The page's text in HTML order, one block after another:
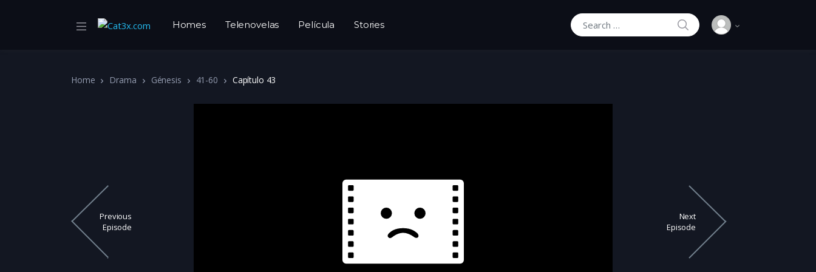
Homes Telenovelas Película Stories
Search for:
SEARCH
Home Drama Génesis 41-60 Capítulo 43
Previous
Episode
Next
Episode